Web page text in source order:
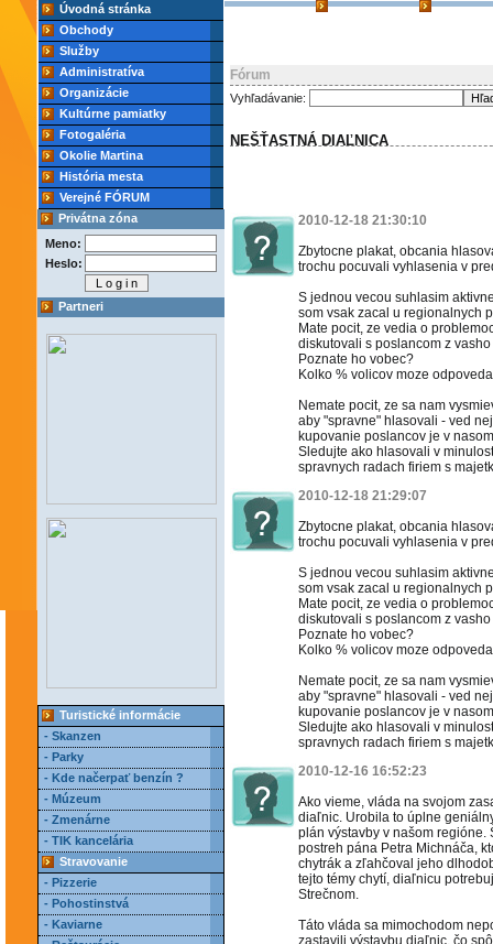
Úvodná stránka
Obchody
Služby
Administratíva
Organizácie
Kultúrne pamiatky
Fotogaléria
Okolie Martina
História mesta
Verejné FÓRUM
Privátna zóna
Meno:
Heslo:
Partneri
Turistické informácie
- Skanzen
- Parky
- Kde načerpať benzín ?
- Múzeum
- Zmenárne
- TIK kancelária
Stravovanie
- Pizzerie
- Pohostinstvá
- Kaviarne
Fórum
Vyhľadávanie:
NEŠŤASTNÁ DIAĽNICA
2010-12-18 21:30:10
Zbytocne plakat, obcania
trochu pocuvali vyhlasenia v
S jednou vecou suhlasim
som vsak zacal u regionalnych
Mate pocit, ze vedia o
diskutovali s poslancom z
Poznate ho vobec?
Kolko % volicov moze
Nemate pocit, ze sa nam
aby "spravne" hlasovali - ved
kupovanie poslancov je v
Sledujte ako hlasovali v
spravnych radach firiem s
2010-12-18 21:29:07
Zbytocne plakat, obcania
trochu pocuvali vyhlasenia v
S jednou vecou suhlasim
som vsak zacal u regionalnych
Mate pocit, ze vedia o
diskutovali s poslancom z
Poznate ho vobec?
Kolko % volicov moze
Nemate pocit, ze sa nam
aby "spravne" hlasovali - ved
kupovanie poslancov je v
Sledujte ako hlasovali v
spravnych radach firiem s
2010-12-16 16:52:23
Ako vieme, vláda na svojom
diaľnic. Urobila to úplne
plán výstavby v našom
postreh pána Petra Michnáča,
chytrák a zľahčoval jeho
tejto témy chytí, diaľnicu
Strečnom.
Táto vláda sa mimochodom
zastavili výstavbu diaľnic, čo